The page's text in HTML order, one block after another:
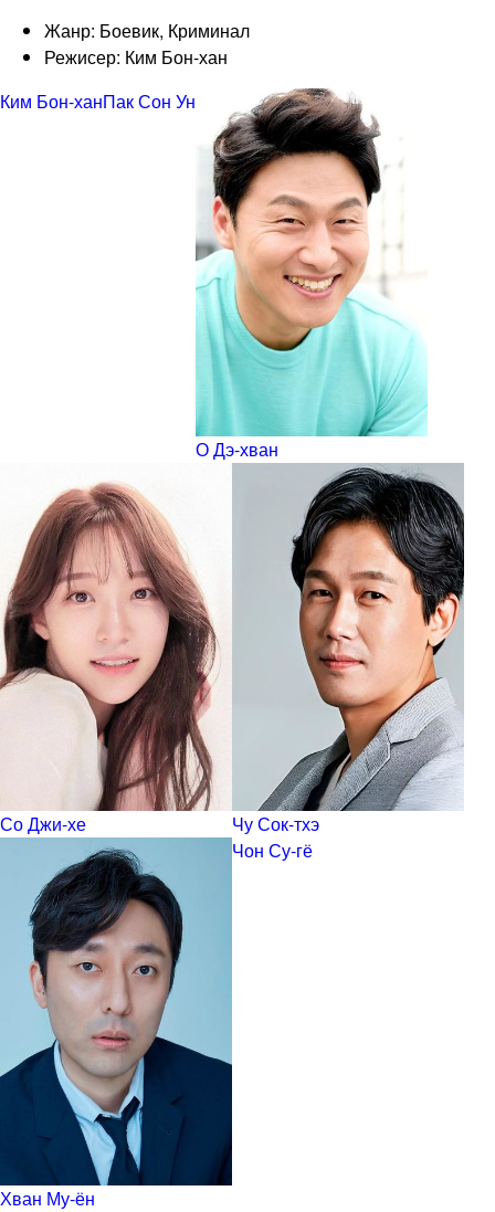
Жанр: Боевик, Криминал
Режисер: Ким Бон-хан
Ким Бон-ханПак Сон Ун
О Дэ-хван
Со Джи-хе Чу Сок-тхэ
Хван Му-ён
Чон Су-гё